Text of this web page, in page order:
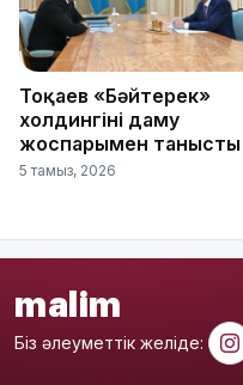
Тоқаев «Бәйтерек»
холдингінің даму
жоспарымен танысты
5 тамыз, 2026
malim
Біз әлеуметтік желіде: